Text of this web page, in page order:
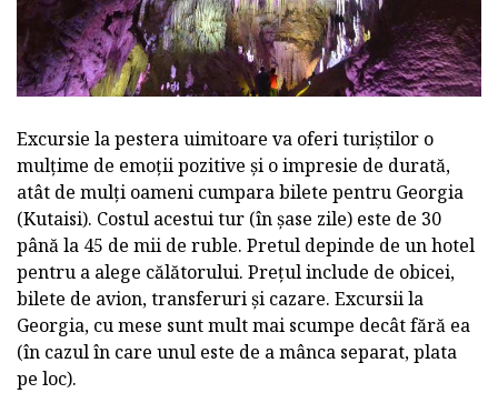
Excursie la pestera uimitoare va oferi turiștilor o
mulțime de emoții pozitive și o impresie de durată,
atât de mulți oameni cumpara bilete pentru Georgia
(Kutaisi). Costul acestui tur (în șase zile) este de 30
până la 45 de mii de ruble. Pretul depinde de un hotel
pentru a alege călătorului. Prețul include de obicei,
bilete de avion, transferuri și cazare. Excursii la
Georgia, cu mese sunt mult mai scumpe decât fără ea
(în cazul în care unul este de a mânca separat, plata
pe loc).